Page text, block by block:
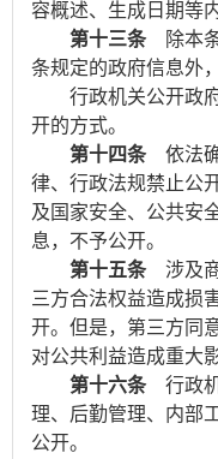
容概述、生成日期等
第十三条除本条
条规定的政府信息外
行政机关公开政府
开的方式。
第十四条依法确
律、行政法规禁止公
及国家安全、公共安
息，不予公开。
第十五条涉及商
三方合法权益造成损
开。但是，第三方同
对公共利益造成重大
第十六条行政机
理、后勤管理、内部
公开。